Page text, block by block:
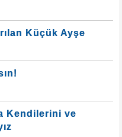
Küçük Ayşe
Kendilerini ve